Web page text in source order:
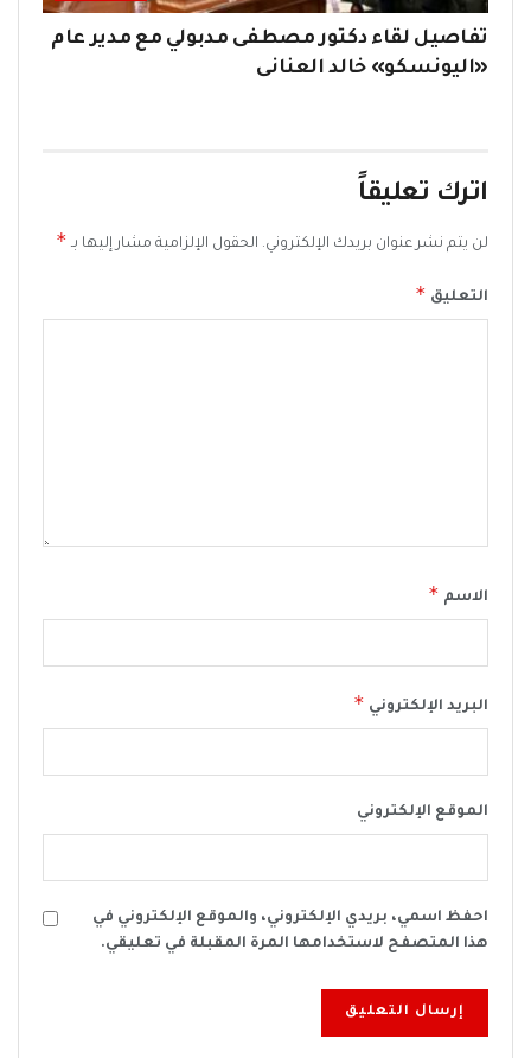
تفاصيل لقاء دكتور مصطفى مدبولي مع مدير عام
«اليونسكو» خالد العنانى
اترك تعليقاً
لن يتم نشر عنوان بريدك الإلكتروني. الحقول الإلزامية مشار إليها بـ *
التعليق *
الاسم *
البريد الإلكتروني *
الموقع الإلكتروني
احفظ اسمي، بريدي الإلكتروني، والموقع الإلكتروني في
هذا المتصفح لاستخدامها المرة المقبلة في تعليقي.